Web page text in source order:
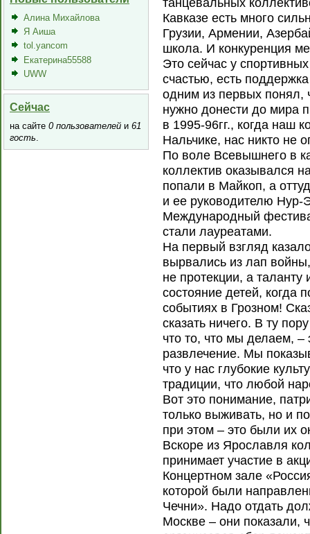
Алина Михайлова
Я Аиша
tol.yancom
Екатерина55588
UWW
Сейчас
на сайте 0 пользователей и 61
гость.
Кавказе есть много
Грузии, Армении,
школа. И конкуренция
Это сейчас у
счастью, есть
одним из первых понял,
нужно донести до мира
в 1995-96гг., когда наш
Нальчике, нас никто не
По воле Всевышнего в
коллектив оказывался
попали в Майкоп, а
и ее руководителю Нур-
Международный
стали лауреатами.
На первый взгляд
вырвались из лап
не протекции, а
состояние детей, когда
событиях в Грозном!
сказать ничего. В ту
что то, что мы делаем, –
развлечение. Мы
что у нас глубокие
традиции, что любой
Вот это понимание,
только выживать, но и
при этом – это были их
Вскоре из Ярославля
принимает участие в
Концертном зале
которой были
Чечни». Надо отдать
Москве – они показали,